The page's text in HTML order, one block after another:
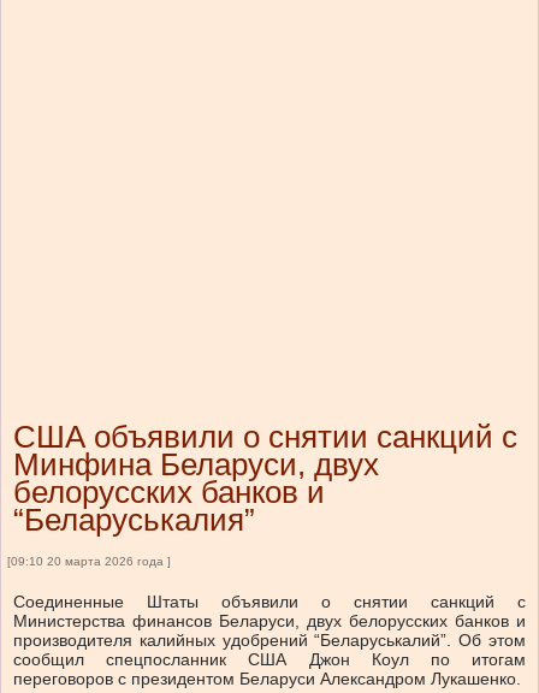
США объявили о снятии санкций с
Минфина Беларуси, двух
белорусских банков и
“Беларуськалия”
[09:10 20 марта 2026 года ]
Соединенные Штаты объявили о снятии санкций с
Министерства финансов Беларуси, двух белорусских банков и
производителя калийных удобрений “Беларуськалий”. Об этом
сообщил спецпосланник США Джон Коул по итогам
переговоров с президентом Беларуси Александром Лукашенко.